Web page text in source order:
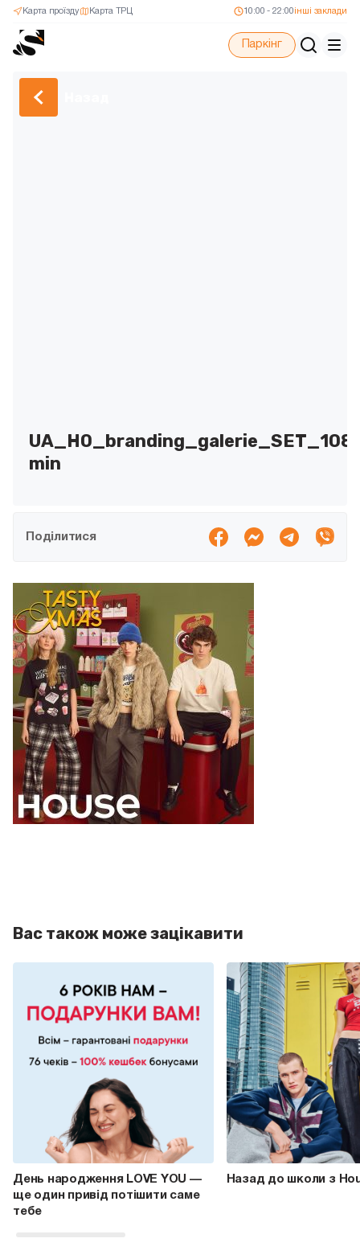
Карта ТРЦ
Карта проїзду 10:00 - 22:00 інші заклади
Паркінг
min
Поділитися
Вас також може зацікавити
День народження LOVE YOU —
ще один привід потішити саме
тебе
Назад до школи з